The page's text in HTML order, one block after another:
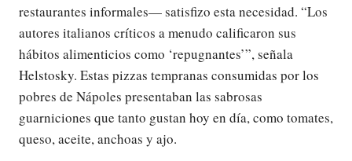
restaurantes informales— satisfizo esta necesidad. “Los
autores italianos críticos a menudo calificaron sus
hábitos alimenticios como ‘repugnantes’”, señala
Helstosky. Estas pizzas tempranas consumidas por los
pobres de Nápoles presentaban las sabrosas
guarniciones que tanto gustan hoy en día, como tomates,
queso, aceite, anchoas y ajo.